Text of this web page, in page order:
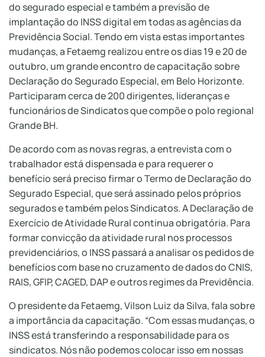
do segurado especial e também a previsão de
implantação do INSS digital em todas as agências da
Previdência Social. Tendo em vista estas importantes
mudanças, a Fetaemg realizou entre os dias 19 e 20 de
outubro, um grande encontro de capacitação sobre
Declaração do Segurado Especial, em Belo Horizonte.
Participaram cerca de 200 dirigentes, lideranças e
funcionários de Sindicatos que compõe o polo regional
Grande BH.
De acordo com as novas regras, a entrevista com o
trabalhador está dispensada e para requerer o
benefício será preciso firmar o Termo de Declaração do
Segurado Especial, que será assinado pelos próprios
segurados e também pelos Sindicatos. A Declaração de
Exercício de Atividade Rural continua obrigatória. Para
formar convicção da atividade rural nos processos
previdenciários, o INSS passará a analisar os pedidos de
benefícios com base no cruzamento de dados do CNIS,
RAIS, GFIP, CAGED, DAP e outros regimes da Previdência.
O presidente da Fetaemg, Vilson Luiz da Silva, fala sobre
a importância da capacitação. “Com essas mudanças, o
INSS está transferindo a responsabilidade para os
sindicatos. Nós não podemos colocar isso em nossas